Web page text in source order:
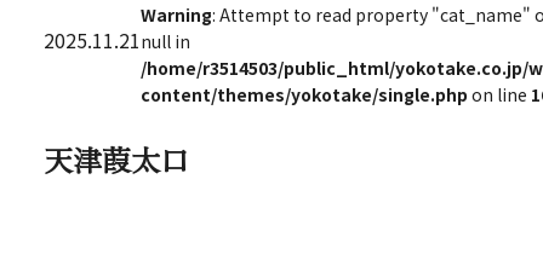
2025.11.21
Warning: Attempt to read property "cat_name"
null in
/home/r3514503/public_html/yokotake.co.jp/
content/themes/yokotake/single.php on line
天津葭太口